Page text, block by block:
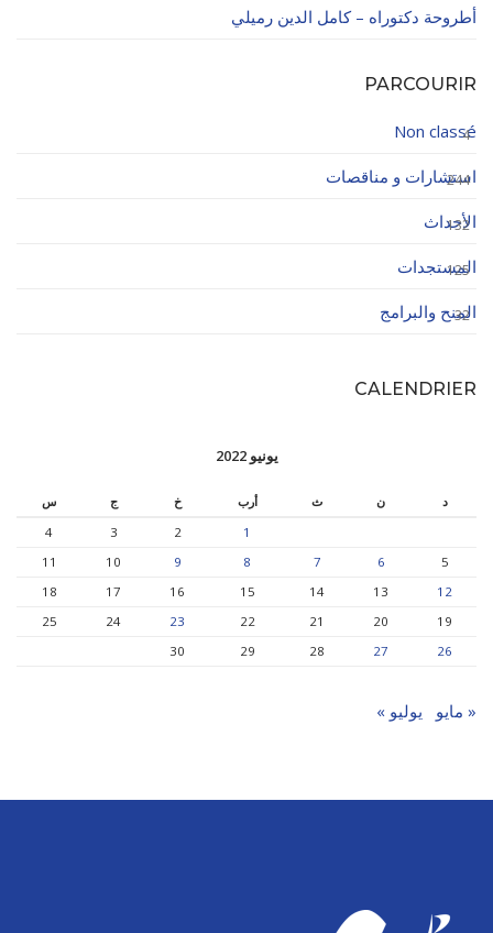
أطروحة دكتوراه – كامل الدين رميلي
PARCOURIR
Non classé
4
استشارات و مناقصات
244
الأحداث
132
المستجدات
125
المنح والبرامج
32
CALENDRIER
يونيو 2022
د ن ث أرب خ ج
س
1
2
3
4
5
6
7
8
9
10
11
12
13
14
15
16
17
18
19
20
21
22
23
24
25
26
27
28
29
30
« مايو يوليو »